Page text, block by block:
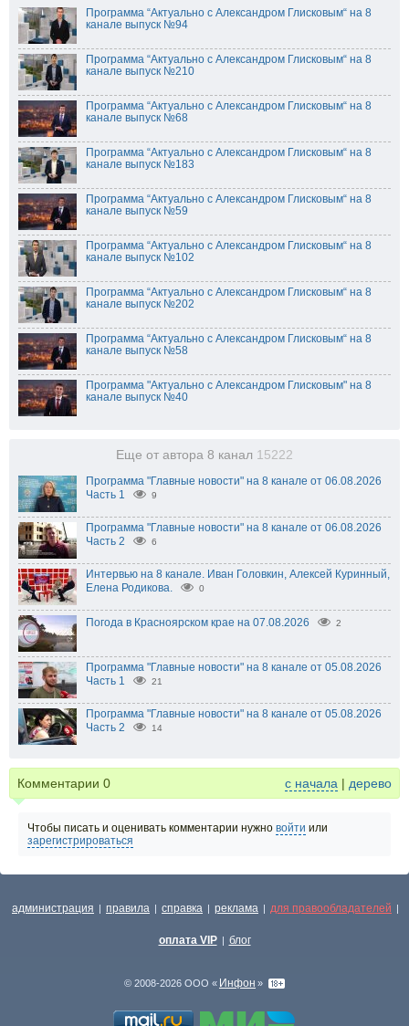
Программа “Актуально с Александром Глисковым“ на 8
канале выпуск №94
Программа “Актуально с Александром Глисковым“ на 8
канале выпуск №210
Программа “Актуально с Александром Глисковым“ на 8
канале выпуск №68
Программа “Актуально с Александром Глисковым“ на 8
канале выпуск №183
Программа “Актуально с Александром Глисковым“ на 8
канале выпуск №59
Программа “Актуально с Александром Глисковым“ на 8
канале выпуск №102
Программа “Актуально с Александром Глисковым“ на 8
канале выпуск №202
Программа “Актуально с Александром Глисковым“ на 8
канале выпуск №58
Программа "Актуально с Александром Глисковым" на 8
канале выпуск №40
Еще от автора 8 канал 15222
Программа "Главные новости" на 8 канале от 06.08.2026
Часть 1
9
Программа "Главные новости" на 8 канале от 06.08.2026
Часть 2
6
Интервью на 8 канале. Иван Головкин, Алексей Куринный,
Елена Родикова.
0
Погода в Красноярском крае на 07.08.2026 2
Программа "Главные новости" на 8 канале от 05.08.2026
Часть 1
21
Программа "Главные новости" на 8 канале от 05.08.2026
Часть 2
14
Комментарии 0 с начала | дерево
Чтобы писать и оценивать комментарии нужно войти или
зарегистрироваться
администрация | правила | справка | реклама | для правообладателей |
оплата VIP | блог
© 2008-2026 ООО « Инфон »